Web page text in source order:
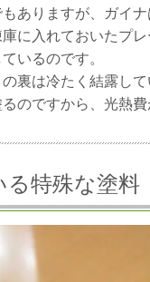
ありますが、ガイ
に入れておいたプ
ているのです。
裏は冷たく結露し
のですから、光熱費
る特殊な塗料